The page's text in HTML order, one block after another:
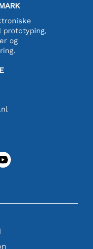
prototyping,
og